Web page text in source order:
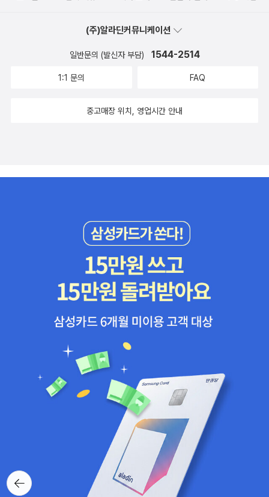
oldenko The Voice that Challenged a Nation: Marian Ande
rson and the Struggle for Equal Rights' : Russell Freedman
☆ Criss Cross : Lynne Rae Perkins [2006] Whittington : A
p in Hitler's Shadow : Susan Campbell Bartoletti Princess
m a Medieval Village : Laura Amy Schlitz [2008] Elijah of B
uxton : Christopher Paul Curtis The Wednesday Wars : Gar
y D. Schmidt Feathers : Jacqueline Woodson ☆ The Gra
veyard Book : Neil Gaiman/ Dave McKean(그림) [2009] T
he Underneath : Kathi Appelt/David Small(그림) The Surren
der Tree: Poems of Cuba's Struggle for Freedom : Margarit
a Engle Savvy : Ingrid Law After Tupac & D Foster : Jacqu
eline Woodson ☆ When You Reach Me : Rebecca Stead
[2010] Claudette Colvin: Twice Toward Justice : Phillip Ho
ose The Evolution of Calpurnia Tate : Jacqueline Kelly Wh
ere the Mountain Meets the Moon : Grace Lin The Mostly
True Adventures of Homer P. Figg : Rodman Philbrick
뒤로가
기
(주)알라딘커뮤니케이션
일반문의 (발신자 부담) 1544-2514
1:1 문의 FAQ
중고매장 위치, 영업시간 안내